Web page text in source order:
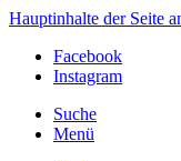
Hauptinhalte der Seite
Facebook
Instagram
Suche
Menü